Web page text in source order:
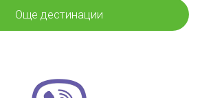
Още дестинации